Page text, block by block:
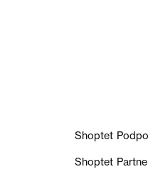
Shoptet
Shoptet